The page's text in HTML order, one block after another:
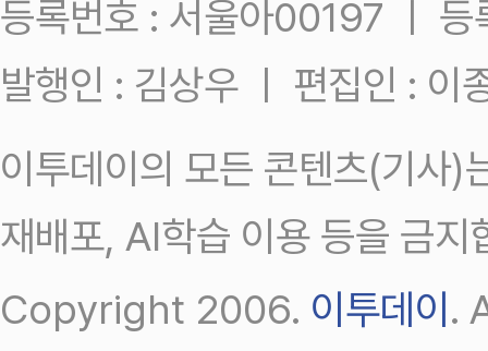
등록번호 : 서울아00197 ㅣ
발행인 : 김상우 ㅣ 편집인 : 이
이투데이의 모든 콘텐츠(기사)
재배포, AI학습 이용 등을 금지
Copyright 2006. 이투데이.